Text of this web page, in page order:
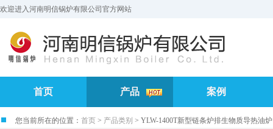
欢迎进入河南明信锅炉有限公司官方网站
首页 产品 案例
您当前所在的位置： 首页 > 产品类别 > YLW-1400T新型链条炉排生物质导热油炉